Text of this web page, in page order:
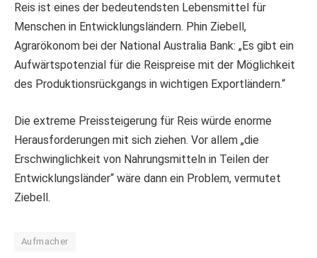
Reis ist eines der bedeutendsten Lebensmittel für
Menschen in Entwicklungsländern. Phin Ziebell,
Agrarökonom bei der National Australia Bank: „Es gibt ein
Aufwärtspotenzial für die Reispreise mit der Möglichkeit
des Produktionsrückgangs in wichtigen Exportländern.“
Die extreme Preissteigerung für Reis würde enorme
Herausforderungen mit sich ziehen. Vor allem „die
Erschwinglichkeit von Nahrungsmitteln in Teilen der
Entwicklungsländer“ wäre dann ein Problem, vermutet
Ziebell.
Aufmacher